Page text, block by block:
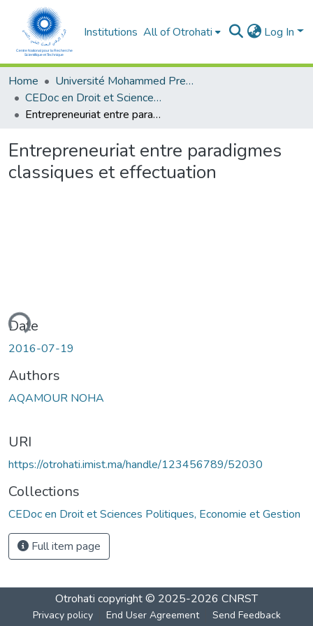
Institutions All of Otrohati Log In
Home
Université Mohammed Premier - Oujda
CEDoc en Droit et Sciences Politiques, Economie et Gestion
Entrepreneuriat entre paradigmes classiques et effectuation
Entrepreneuriat entre paradigmes
classiques et effectuation
Date
2016-07-19
Authors
AQAMOUR NOHA
URI
https://otrohati.imist.ma/handle/123456789/52030
Collections
CEDoc en Droit et Sciences Politiques, Economie et Gestion
Full item page
Otrohati copyright © 2025-2026 CNRST
Privacy policy End User Agreement Send Feedback